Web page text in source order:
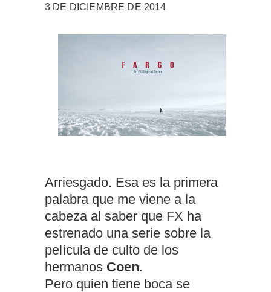
3 DE DICIEMBRE DE 2014
Arriesgado. Esa es la primera
palabra que me viene a la
cabeza al saber que FX ha
estrenado una serie sobre la
película de culto de los
hermanos Coen.
Pero quien tiene boca se